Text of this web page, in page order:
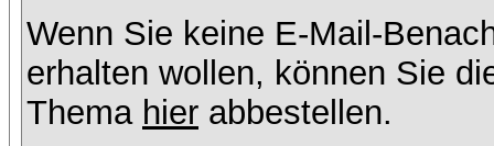
Wenn Sie keine E-Mail-
erhalten wollen, können Sie
Thema hier abbestellen.